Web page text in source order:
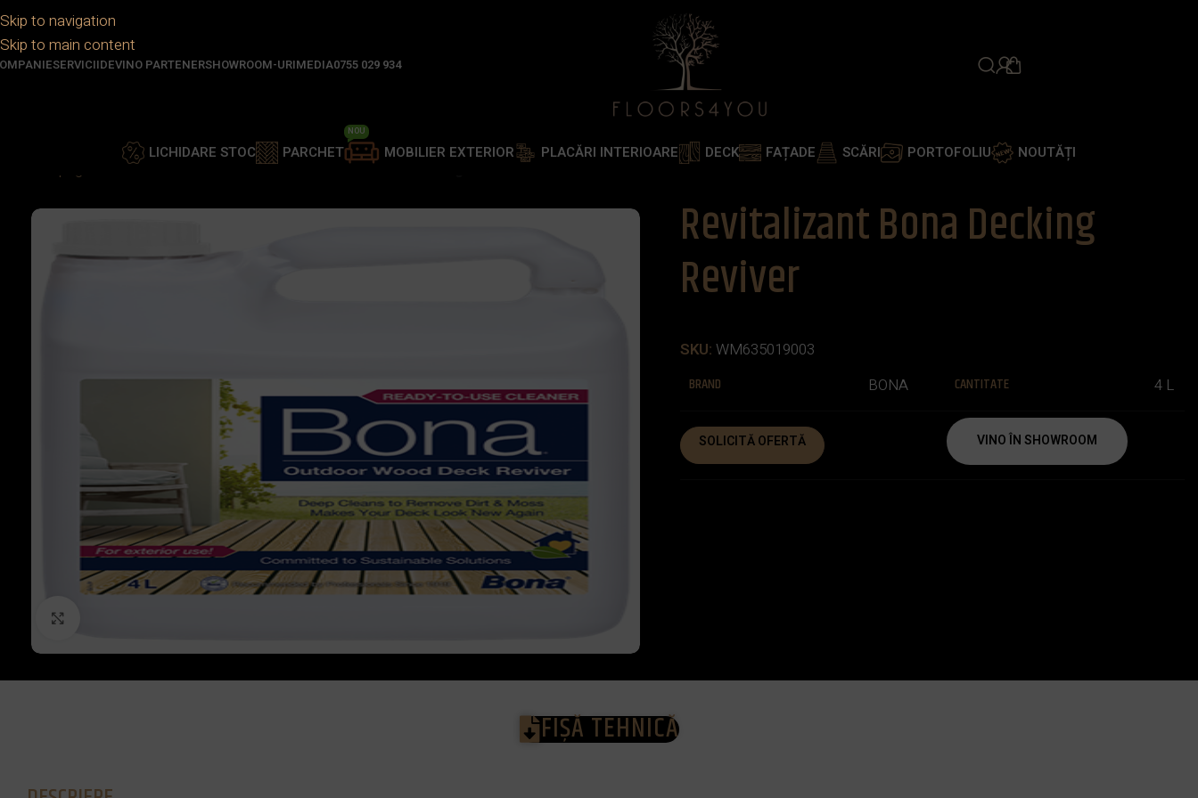
Skip to navigation
Skip to main content
SERVICIIDEVINO PARTENERSHOWROOM-URIMEDIA0755 029 934 PROGRAMEAZĂ
LICHIDARE STOC PARCHET MOBILIER EXTERIOR
NOU
PLACĂRI INTERIOARE DECK FAȚADE SCĂRI PORTOFOLIU NOUTĂȚI
Prima pagină Deck Intretinere Revitalizant Bona Decking Reviver
Revitalizant Bona Decking
Reviver
SKU: WM635019003
BRAND
BONA CANTITATE 4 L
SOLICITĂ OFERTĂ VINO ÎN SHOWROOM
FIȘĂ TEHNICĂ